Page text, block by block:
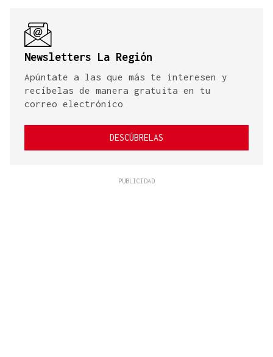
Newsletters La Región
Apúntate a las que más te interesen y
recíbelas de manera gratuita en tu
correo electrónico
DESCÚBRELAS